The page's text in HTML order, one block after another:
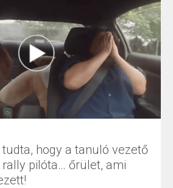
hogy a tanuló vezető
pilóta… őrület, ami